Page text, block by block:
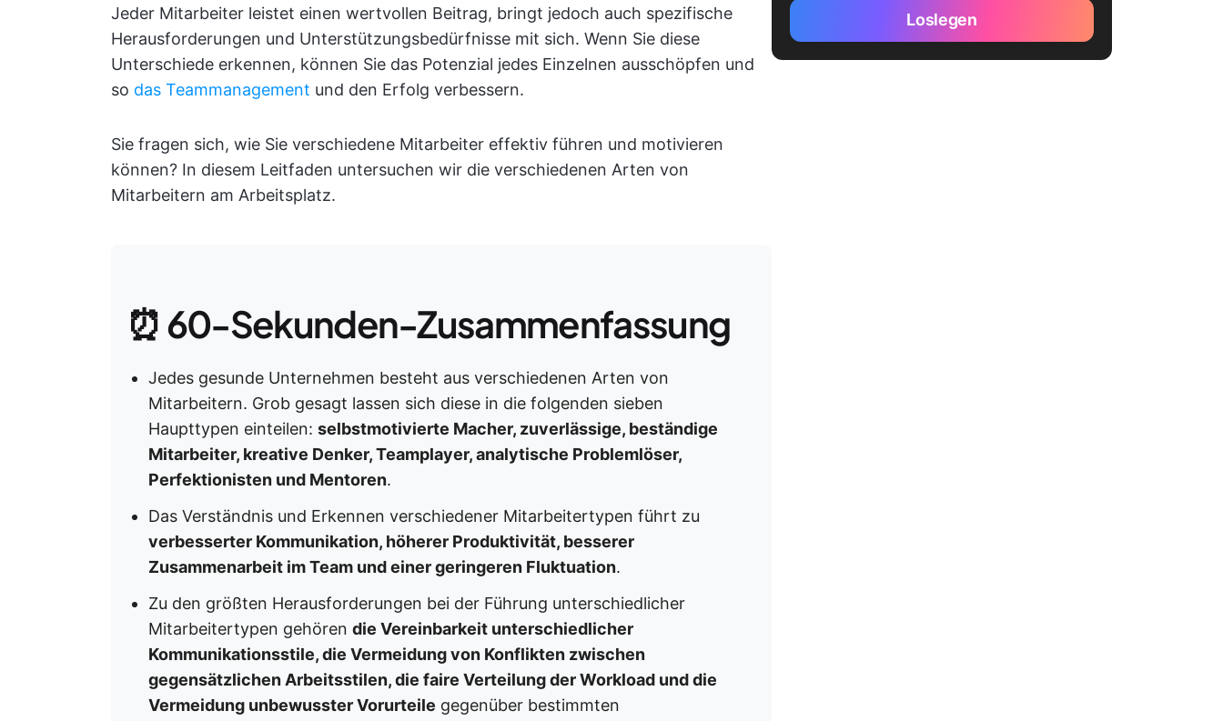
Jeder Mitarbeiter leistet einen wertvollen Beitrag, bringt jedoch auch spezifische
Herausforderungen und Unterstützungsbedürfnisse mit sich. Wenn Sie diese
Unterschiede erkennen, können Sie das Potenzial jedes Einzelnen ausschöpfen und
so das Teammanagement und den Erfolg verbessern.
Sie fragen sich, wie Sie verschiedene Mitarbeiter effektiv führen und motivieren
können? In diesem Leitfaden untersuchen wir die verschiedenen Arten von
Mitarbeitern am Arbeitsplatz.
⏰ 60-Sekunden-Zusammenfassung
Jedes gesunde Unternehmen besteht aus verschiedenen Arten von
Mitarbeitern. Grob gesagt lassen sich diese in die folgenden sieben
Haupttypen einteilen: selbstmotivierte Macher, zuverlässige, beständige
Mitarbeiter, kreative Denker, Teamplayer, analytische Problemlöser,
Perfektionisten und Mentoren.
Das Verständnis und Erkennen verschiedener Mitarbeitertypen führt zu
verbesserter Kommunikation, höherer Produktivität, besserer
Zusammenarbeit im Team und einer geringeren Fluktuation.
Zu den größten Herausforderungen bei der Führung unterschiedlicher
Mitarbeitertypen gehören die Vereinbarkeit unterschiedlicher
Kommunikationsstile, die Vermeidung von Konflikten zwischen
gegensätzlichen Arbeitsstilen, die faire Verteilung der Workload und die
Vermeidung unbewusster Vorurteile gegenüber bestimmten
Loslegen